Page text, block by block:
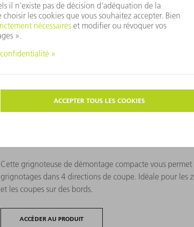
les grugeages.
ACCÉDER AU PRODUIT
Cette grignoteuse de démontage compacte vous
grignotages dans 4 directions de coupe. Idéale pour les
et les coupes sur des bords.
ACCÉDER AU PRODUIT